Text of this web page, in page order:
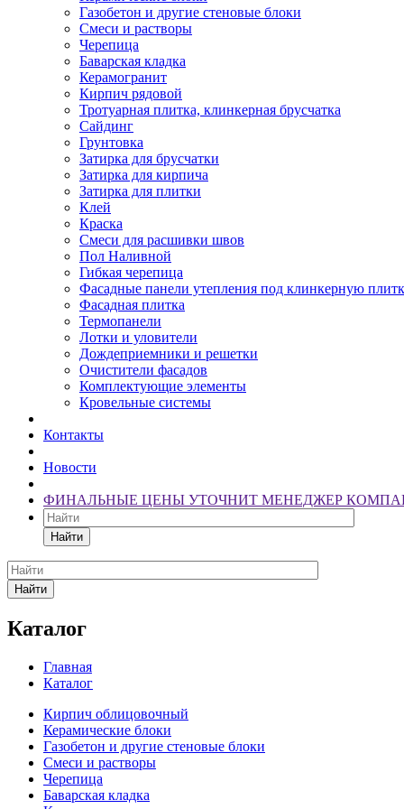
Газобетон и другие стеновые блоки
Смеси и растворы
Черепица
Баварская кладка
Керамогранит
Кирпич рядовой
Тротуарная плитка, клинкерная брусчатка
Сайдинг
Грунтовка
Затирка для брусчатки
Затирка для кирпича
Затирка для плитки
Клей
Краска
Смеси для расшивки швов
Пол Наливной
Гибкая черепица
Фасадные панели утепления под клинкерную
Фасадная плитка
Термопанели
Лотки и уловители
Дождеприемники и решетки
Очистители фасадов
Комплектующие элементы
Кровельные системы
Контакты
Новости
ФИНАЛЬНЫЕ ЦЕНЫ УТОЧНИТ МЕНЕДЖЕР
Найти
Найти
Каталог
Главная
Каталог
Кирпич облицовочный
Керамические блоки
Газобетон и другие стеновые блоки
Смеси и растворы
Черепица
Баварская кладка